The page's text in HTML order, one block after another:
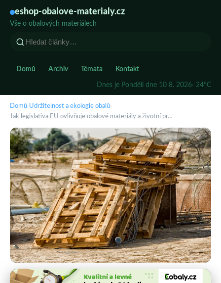
eshop-obalove-materialy.cz
Vše o obalových materiálech
Domů Archiv Témata Kontakt
Dnes je Pondělí dne 10 8. 2026· 24°C
Domů›Udržitelnost a ekologie obalů›
Jak legislativa EU ovlivňuje obalové materiály a životní pr…
Udržitelnost a ekologie obalů